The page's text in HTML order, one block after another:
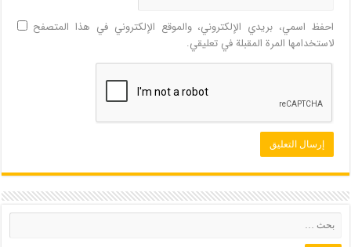
احفظ اسمي، بريدي الإلكتروني، والموقع الإلكتروني في هذا المتصفح
لاستخدامها المرة المقبلة في تعليقي.